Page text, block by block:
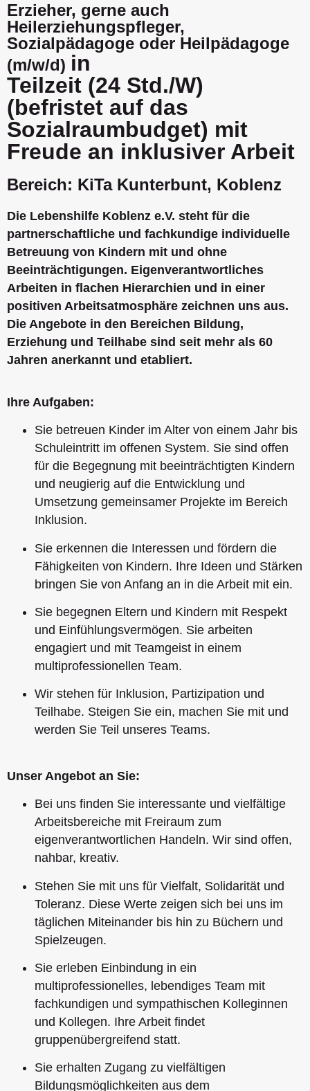
Erzieher, gerne auch
Heilerziehungspfleger,
Sozialpädagoge oder Heilpädagoge
(m/w/d) in
Teilzeit (24 Std./W)
(befristet auf das
Sozialraumbudget) mit
Freude an inklusiver Arbeit
Bereich: KiTa Kunterbunt, Koblenz
Die Lebenshilfe Koblenz e.V. steht für die
partnerschaftliche und fachkundige individuelle
Betreuung von Kindern mit und ohne
Beeinträchtigungen. Eigenverantwortliches
Arbeiten in flachen Hierarchien und in einer
positiven Arbeitsatmosphäre zeichnen uns aus.
Die Angebote in den Bereichen Bildung,
Erziehung und Teilhabe sind seit mehr als 60
Jahren anerkannt und etabliert.
Ihre Aufgaben:
Sie betreuen Kinder im Alter von einem Jahr bis
Schuleintritt im offenen System. Sie sind offen
für die Begegnung mit beeinträchtigten Kindern
und neugierig auf die Entwicklung und
Umsetzung gemeinsamer Projekte im Bereich
Inklusion.
Sie erkennen die Interessen und fördern die
Fähigkeiten von Kindern. Ihre Ideen und Stärken
bringen Sie von Anfang an in die Arbeit mit ein.
Sie begegnen Eltern und Kindern mit Respekt
und Einfühlungsvermögen. Sie arbeiten
engagiert und mit Teamgeist in einem
multiprofessionellen Team.
Wir stehen für Inklusion, Partizipation und
Teilhabe. Steigen Sie ein, machen Sie mit und
werden Sie Teil unseres Teams.
Unser Angebot an Sie:
Bei uns finden Sie interessante und vielfältige
Arbeitsbereiche mit Freiraum zum
eigenverantwortlichen Handeln. Wir sind offen,
nahbar, kreativ.
Stehen Sie mit uns für Vielfalt, Solidarität und
Toleranz. Diese Werte zeigen sich bei uns im
täglichen Miteinander bis hin zu Büchern und
Spielzeugen.
Sie erleben Einbindung in ein
multiprofessionelles, lebendiges Team mit
fachkundigen und sympathischen Kolleginnen
und Kollegen. Ihre Arbeit findet
gruppenübergreifend statt.
Sie erhalten Zugang zu vielfältigen
Bildungsmöglichkeiten aus dem